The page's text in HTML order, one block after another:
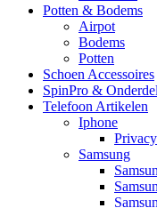
Potten & Bodems
Airpot
Bodems
Potten
Schoen Accessoires
SpinPro &
Telefoon Artikelen
Iphone
Samsung